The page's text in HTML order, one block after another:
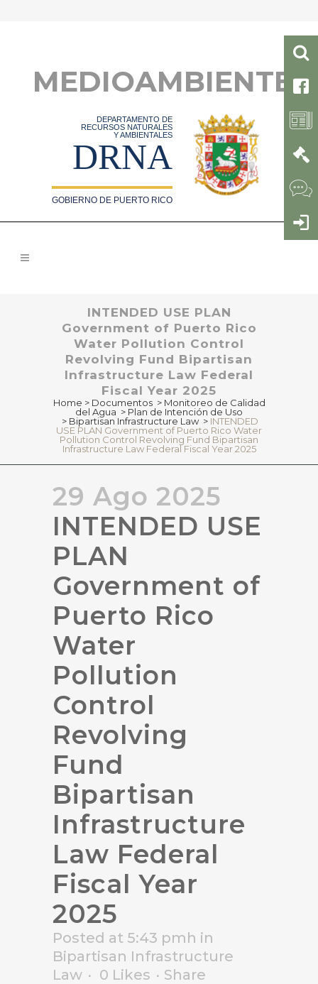
MEDIOAMBIENTE
DEPARTAMENTO DE
RECURSOS NATURALES
Y AMBIENTALES
DRNA
GOBIERNO DE PUERTO RICO
INTENDED USE PLAN
Government of Puerto Rico
Water Pollution Control
Revolving Fund Bipartisan
Infrastructure Law Federal
Fiscal Year 2025
Home > Documentos > Monitoreo de Calidad
del Agua > Plan de Intención de Uso
> Bipartisan Infrastructure Law > INTENDED
USE PLAN Government of Puerto Rico Water
Pollution Control Revolving Fund Bipartisan
Infrastructure Law Federal Fiscal Year 2025
29 Ago 2025
INTENDED USE
PLAN
Government of
Puerto Rico
Water
Pollution
Control
Revolving
Fund
Bipartisan
Infrastructure
Law Federal
Fiscal Year
2025
Posted at 5:43 pmh in
Bipartisan Infrastructure
Law
0 Likes Share